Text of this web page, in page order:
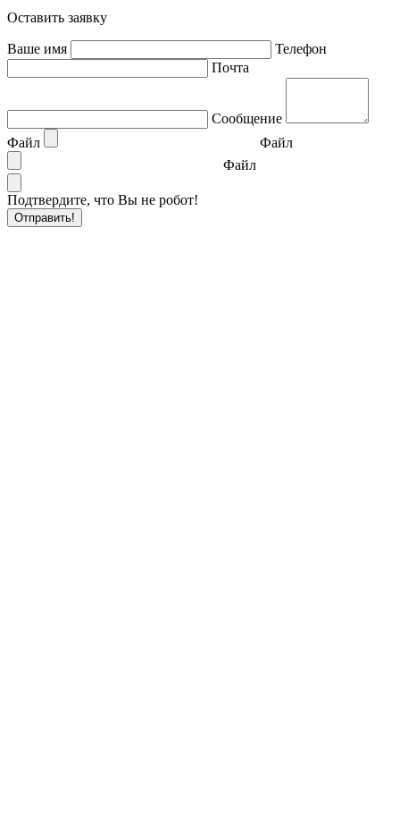
Оставить заявку
Ваше имя
Телефон
Почта
Сообщение
Файл
Файл
Файл
Подтвердите, что Вы не робот!